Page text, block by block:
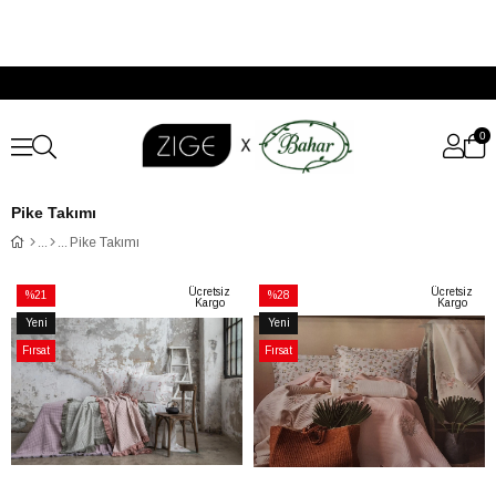
0
Pike Takımı
Pike Takımı
%21
İndirim
%21İndirim
Yeni
Ürün
Fırsat
Ürünü
Ücretsiz
Kargo
%28
İndirim
%28İndirim
Yeni
Ürün
Fırsat
Ürünü
Ücretsiz
Kargo